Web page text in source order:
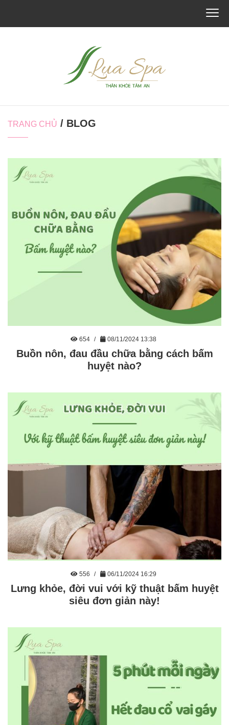
TRANG CHỦ / BLOG
654 08/11/2024 13:38
Buồn nôn, đau đầu chữa bằng cách bấm
huyệt nào?
556 06/11/2024 16:29
Lưng khỏe, đời vui với kỹ thuật bấm huyệt
siêu đơn giản này!